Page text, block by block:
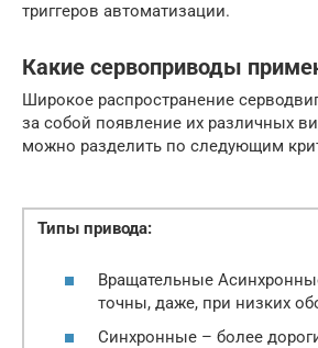
триггеров автоматизации.
Какие сервоприводы
Широкое распространение
за собой появление их различных
можно разделить по следующим
Типы привода:
Вращательные
точны, даже, при низких
Синхронные – более